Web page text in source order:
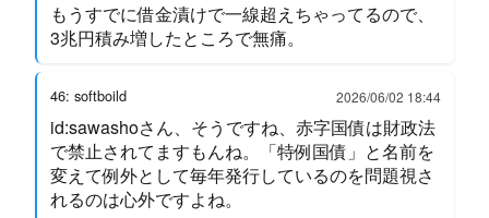
もうすでに借金漬けで一線超えちゃってるので、
3兆円積み増したところで無痛。
46: softboild 2026/06/02 18:44
id:sawashoさん、そうですね、赤字国債は財政法
で禁止されてますもんね。「特例国債」と名前を
変えて例外として毎年発行しているのを問題視さ
れるのは心外ですよね。